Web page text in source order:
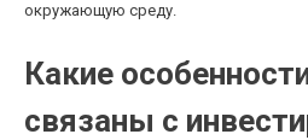
окружающую среду.
Какие
связаны с